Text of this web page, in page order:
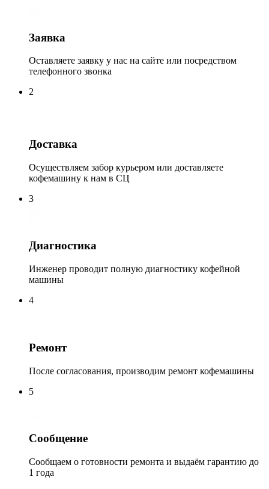
Заявка
Оставляете заявку у нас на сайте или посредством
телефонного звонка
2
Доставка
Осуществляем забор курьером или доставляете
кофемашину к нам в СЦ
3
Диагностика
Инженер проводит полную диагностику кофейной
машины
4
Ремонт
После согласования, производим ремонт кофемашины
5
Сообщение
Сообщаем о готовности ремонта и выдаём гарантию до
1 года